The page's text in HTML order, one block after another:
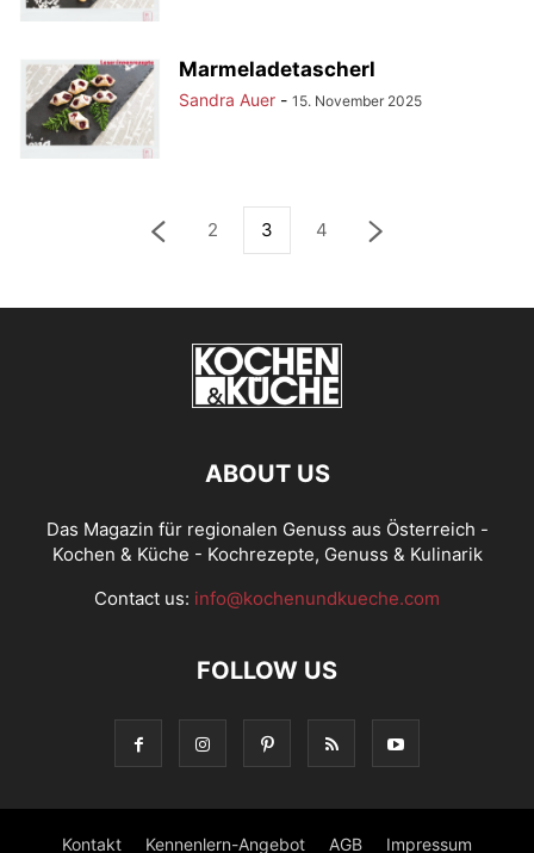
Marmeladetascherl
Sandra Auer - 15. November 2025
2 3 4
ABOUT US
Das Magazin für regionalen Genuss aus Österreich -
Kochen & Küche - Kochrezepte, Genuss & Kulinarik
Contact us: info@kochenundkueche.com
FOLLOW US
Kontakt Kennenlern-Angebot AGB Impressum